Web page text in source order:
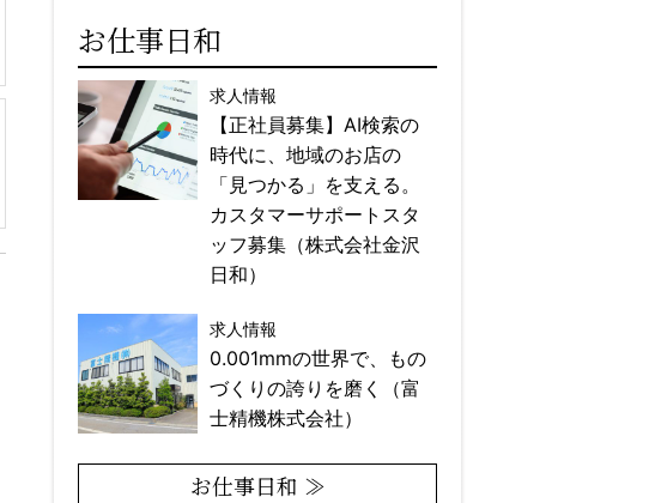
お仕事日和
求人情報
【正社員募集】AI検索の
時代に、地域のお店の
「見つかる」を支える。
カスタマーサポートスタ
ッフ募集（株式会社金沢
日和）
求人情報
0.001mmの世界で、もの
づくりの誇りを磨く（富
士精機株式会社）
お仕事日和 ≫